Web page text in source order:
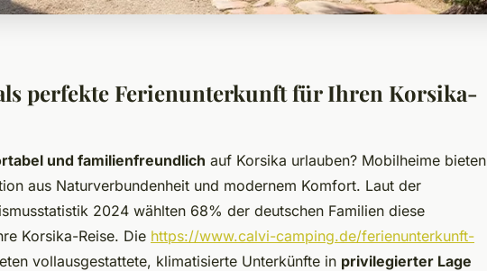
perfekte Ferienunterkunft für Ihren Korsika-
und familienfreundlich auf Korsika urlauben? Mobilheime bieten
aus Naturverbundenheit und modernem Komfort. Laut der
2024 wählten 68% der deutschen Familien diese
Korsika-Reise. Die https://www.calvi-camping.de/ferienunterkunft-
vollausgestattete, klimatisierte Unterkünfte in privilegierter Lage